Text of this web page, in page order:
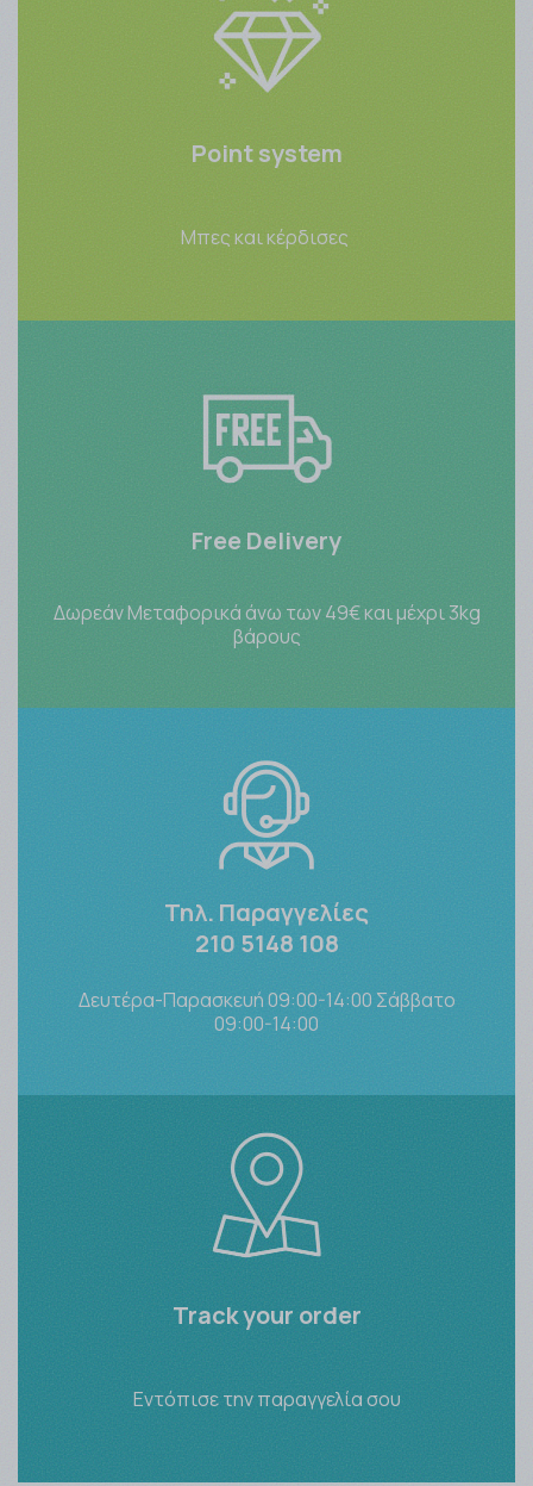
Point system
Μπες και κέρδισες
Free Delivery
Δωρεάν Μεταφορικά άνω των 49€ και μέχρι 3kg
βάρους
Τηλ. Παραγγελίες
210 5148 108
Δευτέρα-Παρασκευή 09:00-14:00 Σάββατο
09:00-14:00
Track your order
Εντόπισε την παραγγελία σου